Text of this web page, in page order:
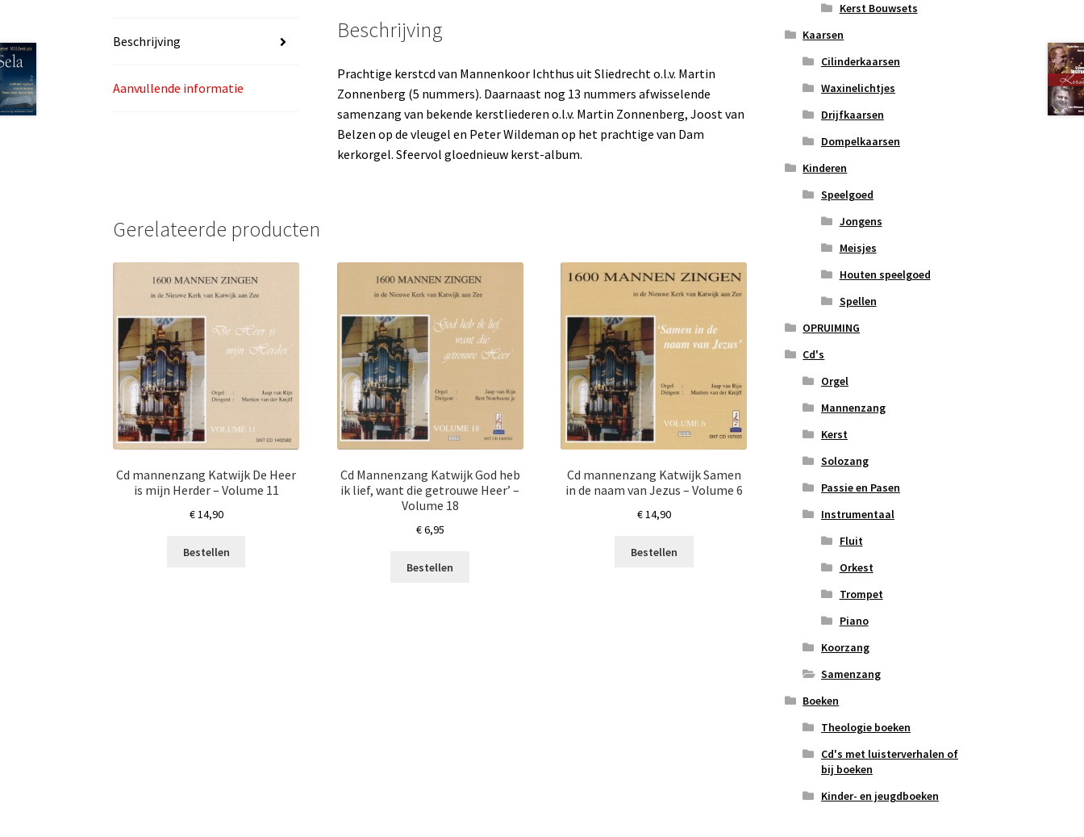
Beschrijving
Aanvullende informatie
Beschrijving
Prachtige kerstcd van Mannenkoor Ichthus uit Sliedrecht o.l.v. Martin
Zonnenberg (5 nummers). Daarnaast nog 13 nummers afwisselende
samenzang van bekende kerstliederen o.l.v. Martin Zonnenberg, Joost van
Belzen op de vleugel en Peter Wildeman op het prachtige van Dam
kerkorgel. Sfeervol gloednieuw kerst-album.
Gerelateerde producten
Cd mannenzang Katwijk De Heer
is mijn Herder – Volume 11
€14,90
Bestellen
Cd Mannenzang Katwijk God heb
ik lief, want die getrouwe Heer’ –
Volume 18
€6,95
Bestellen
Cd mannenzang Katwijk Samen
in de naam van Jezus – Volume 6
€14,90
Bestellen
Kerst Bouwsets
Kaarsen
Cilinderkaarsen
Waxinelichtjes
Drijfkaarsen
Dompelkaarsen
Kinderen
Speelgoed
Jongens
Meisjes
Houten speelgoed
Spellen
OPRUIMING
Cd's
Orgel
Mannenzang
Kerst
Solozang
Passie en Pasen
Instrumentaal
Fluit
Orkest
Trompet
Piano
Koorzang
Samenzang
Boeken
Theologie boeken
Cd's met luisterverhalen of
bij boeken
Kinder- en jeugdboeken